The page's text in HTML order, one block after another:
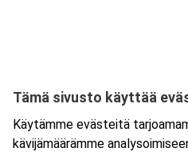
Tulityökortti on voimassa
Ruotsin tulityökoulutus
Ruotsissa enää pätevä.
Tämä sivusto käyttää
Käytämme evästeitä
kävijämäärämme